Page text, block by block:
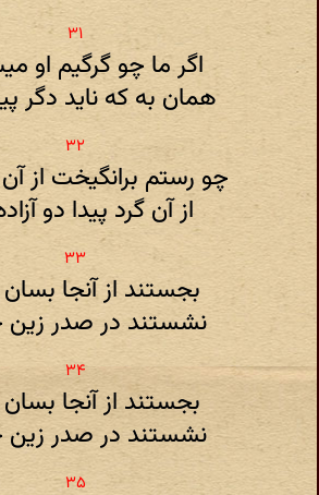
اگر ما چو گرگیم او
همان به که ناید دگر
چو رستم برانگیخت از آن
از آن گرد پیدا دو
بجستند از آنجا
نشستند در صدر
بجستند از آنجا
نشستند در صدر